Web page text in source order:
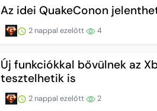
Az idei QuakeConon
2 nappal ezelőtt 4
Új funkciókkal bővülnek az
tesztelhetik is
2 nappal ezelőtt 2